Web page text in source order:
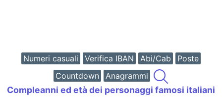
Numeri casuali Verifica IBAN Abi/Cab
Poste
Countdown
Anagrammi
Compleanni ed età dei personaggi famosi italiani